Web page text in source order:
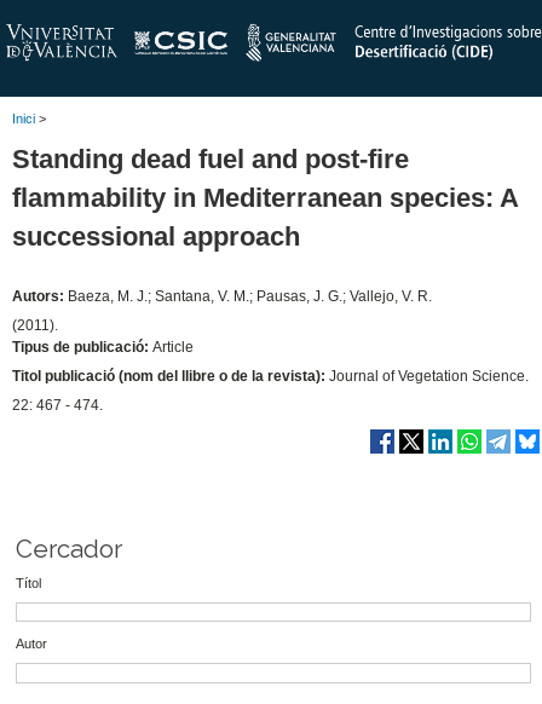
Inici >
Standing dead fuel and post-fire
flammability in Mediterranean species: A
successional approach
Autors: Baeza, M. J.; Santana, V. M.; Pausas, J. G.; Vallejo, V. R.
(2011).
Tipus de publicació: Article
Titol publicació (nom del llibre o de la revista): Journal of Vegetation Science.
22: 467 - 474.
Cercador
Títol
Autor